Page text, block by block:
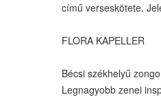
című verseskötete.
FLORA KAPELLER
Bécsi székhelyű
Legnagyobb zenei